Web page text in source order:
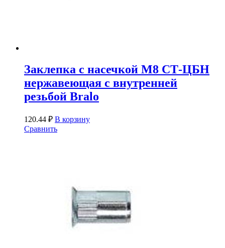
Заклепка с насечкой М8 СТ-ЦБН
нержавеющая с внутренней
резьбой Bralo
120.44 ₽ В корзину
Сравнить